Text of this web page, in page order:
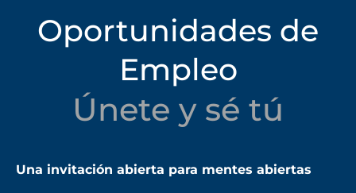
Oportunidades de
Empleo
Únete y sé tú
Una invitación abierta para mentes abiertas